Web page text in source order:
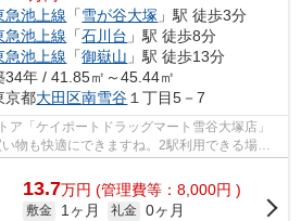
急池上線 「雪が谷大塚 」駅 徒歩3分
急池上線 「石川台 」駅 徒歩8分
急池上線 「御嶽山 」駅 徒歩13分
34年 / 41.85㎡～45.44㎡
京都大田区南雪谷 １丁目5－7
ア「ケイポートドラッグマート雪谷大塚店」
物も快適にできますね。2駅利用できる場所
分けがで...
13.7万円 (管理費等：8,000円 )
敷金 1ヶ月 礼金 0ヶ月